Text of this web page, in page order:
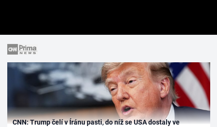
CNN: Trump čelí v Íránu pasti, do níž se USA dostaly ve